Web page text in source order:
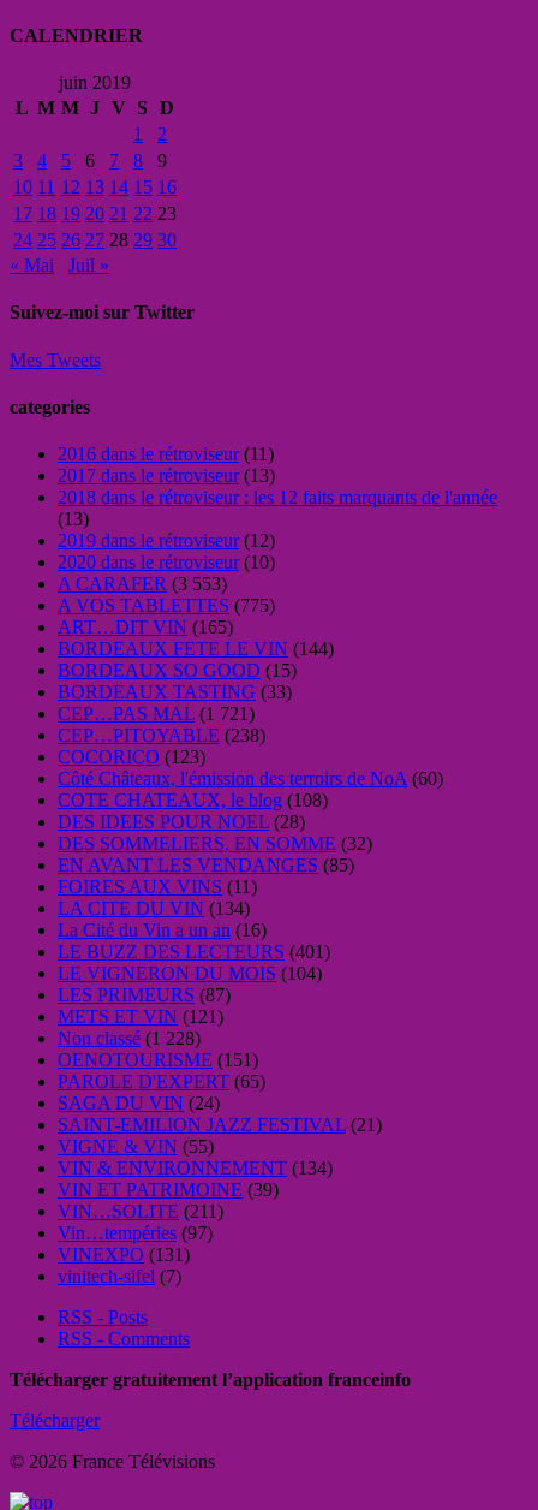
CALENDRIER
juin 2019
L M M J V S D
1
2
3
4 5 6 7 8
9
10 11 12 13 14 15 16
17 18 19 20 21 22 23
24 25 26 27 28 29 30
« Mai
Juil »
Suivez-moi sur Twitter
Mes Tweets
categories
2016 dans le rétroviseur(11)
2017 dans le rétroviseur(13)
2018 dans le rétroviseur : les 12 faits marquants de l'année
(13)
2019 dans le rétroviseur(12)
2020 dans le rétroviseur(10)
A CARAFER (3 553)
A VOS TABLETTES (775)
ART…DIT VIN (165)
BORDEAUX FETE LE VIN (144)
BORDEAUX SO GOOD (15)
BORDEAUX TASTING (33)
CEP…PAS MAL (1 721)
CEP…PITOYABLE (238)
COCORICO (123)
Côté Châteaux, l'émission des terroirs de NoA (60)
COTE CHATEAUX, le blog (108)
DES IDEES POUR NOEL (28)
DES SOMMELIERS, EN SOMME (32)
EN AVANT LES VENDANGES (85)
FOIRES AUX VINS (11)
LA CITE DU VIN (134)
La Cité du Vin a un an (16)
LE BUZZ DES LECTEURS (401)
LE VIGNERON DU MOIS (104)
LES PRIMEURS (87)
METS ET VIN (121)
Non classé (1 228)
OENOTOURISME (151)
PAROLE D'EXPERT (65)
SAGA DU VIN (24)
SAINT-EMILION JAZZ FESTIVAL (21)
VIGNE & VIN (55)
VIN & ENVIRONNEMENT (134)
VIN ET PATRIMOINE (39)
VIN…SOLITE (211)
Vin…tempéries (97)
VINEXPO (131)
vinitech-sifel (7)
RSS - Posts
RSS - Comments
Télécharger gratuitement l’application franceinfo
Télécharger
© 2026 France Télévisions